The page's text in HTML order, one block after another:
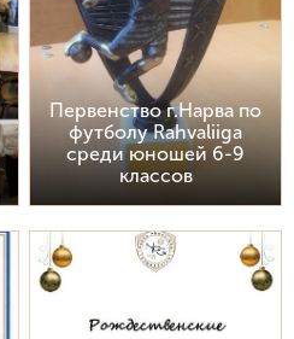
Первенство г.Нарва по
футболу Rahvaliiga
среди юношей 6-9
классов